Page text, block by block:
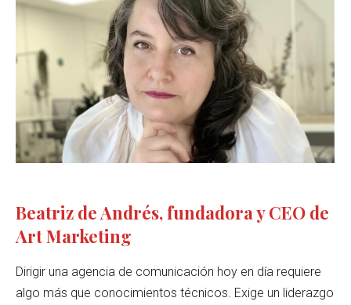
Beatriz de Andrés, fundadora y CEO de
Art Marketing
Dirigir una agencia de comunicación hoy en día requiere
algo más que conocimientos técnicos. Exige un liderazgo